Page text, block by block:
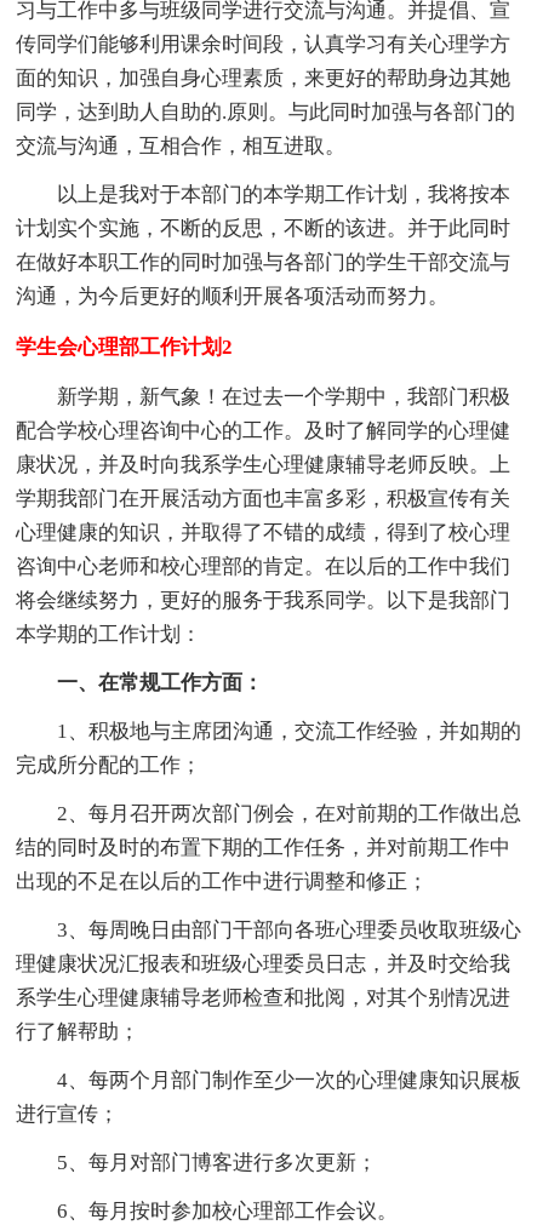
习与工作中多与班级同学进行交流与沟通。并提倡、宣
传同学们能够利用课余时间段，认真学习有关心理学方
面的知识，加强自身心理素质，来更好的帮助身边其她
同学，达到助人自助的.原则。与此同时加强与各部门的
交流与沟通，互相合作，相互进取。
以上是我对于本部门的本学期工作计划，我将按本
计划实个实施，不断的反思，不断的该进。并于此同时
在做好本职工作的同时加强与各部门的学生干部交流与
沟通，为今后更好的顺利开展各项活动而努力。
学生会心理部工作计划2
新学期，新气象！在过去一个学期中，我部门积极
配合学校心理咨询中心的工作。及时了解同学的心理健
康状况，并及时向我系学生心理健康辅导老师反映。上
学期我部门在开展活动方面也丰富多彩，积极宣传有关
心理健康的知识，并取得了不错的成绩，得到了校心理
咨询中心老师和校心理部的肯定。在以后的工作中我们
将会继续努力，更好的服务于我系同学。以下是我部门
本学期的工作计划：
一、在常规工作方面：
1、积极地与主席团沟通，交流工作经验，并如期的
完成所分配的工作；
2、每月召开两次部门例会，在对前期的工作做出总
结的同时及时的布置下期的工作任务，并对前期工作中
出现的不足在以后的工作中进行调整和修正；
3、每周晚日由部门干部向各班心理委员收取班级心
理健康状况汇报表和班级心理委员日志，并及时交给我
系学生心理健康辅导老师检查和批阅，对其个别情况进
行了解帮助；
4、每两个月部门制作至少一次的心理健康知识展板
进行宣传；
5、每月对部门博客进行多次更新；
6、每月按时参加校心理部工作会议。